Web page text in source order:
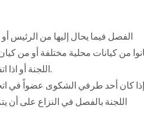
من كيانات محلية مختلفة أو من
اللجنة أو اذا اتفق الطرفان على طرح النزاع على لجنة الملكية الفكرية باتحاد الناشرين العرب.
اللجنة بالفصل في النزاع على أن